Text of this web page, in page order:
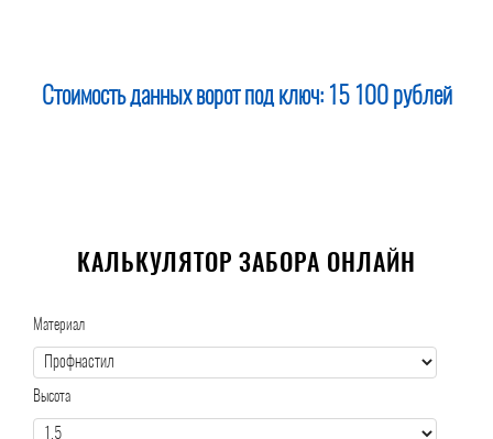
Стоимость данных ворот под ключ: 15 100 рублей
КАЛЬКУЛЯТОР ЗАБОРА ОНЛАЙН
Материал
Высота